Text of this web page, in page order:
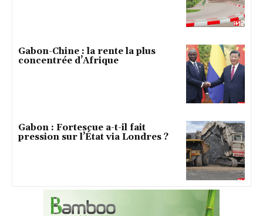
Gabon-Chine : la rente la plus
concentrée d’Afrique
Gabon : Fortescue a-t-il fait
pression sur l’État via Londres ?